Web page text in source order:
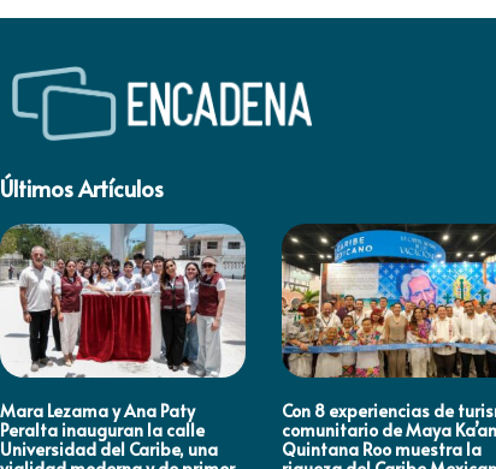
Últimos Artículos
Mara Lezama y Ana Paty
Peralta inauguran la calle
Universidad del Caribe, una
Con 8 experiencias de
comunitario de Maya
Quintana Roo muestra la